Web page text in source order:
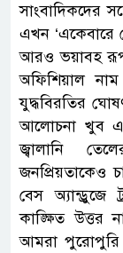
সাংবাদিকদের
এখন ‘একেবারে
আরও ভয়াবহ রূপ
অফিশিয়াল
যুদ্ধবিরতির
আলোচনা খুব
জ্বালানি
জনপ্রিয়তাকেও
বেস
কাঙ্ক্ষিত
আমরা পুরোপুরি